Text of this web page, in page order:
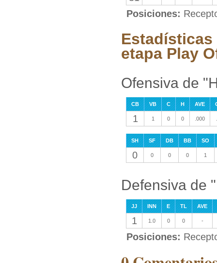
Posiciones:
Estadísticas
etapa Play
Ofensiva de
CB VB C H AVE
1 1 0 0 .000
SH SF DB BB SO
0 0 0 0 1
Defensiva de
JJ INN E TL AVE
1 1.0 0 0 -
Posiciones: